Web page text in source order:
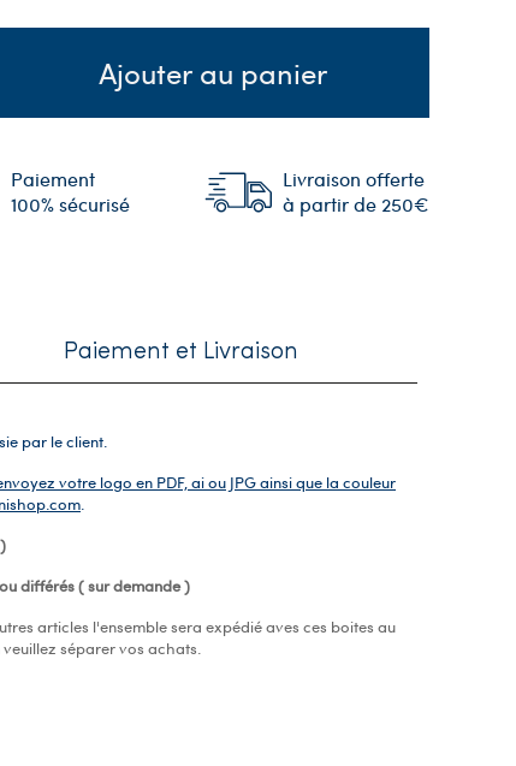
Ajouter au panier
Paiement
100% sécurisé
Livraison offerte
à partir de 250€
Paiement et Livraison
par le client.
votre logo en PDF, ai ou JPG ainsi que la couleur
.
différés ( sur demande )
articles l'ensemble sera expédié aves ces boites au
séparer vos achats.